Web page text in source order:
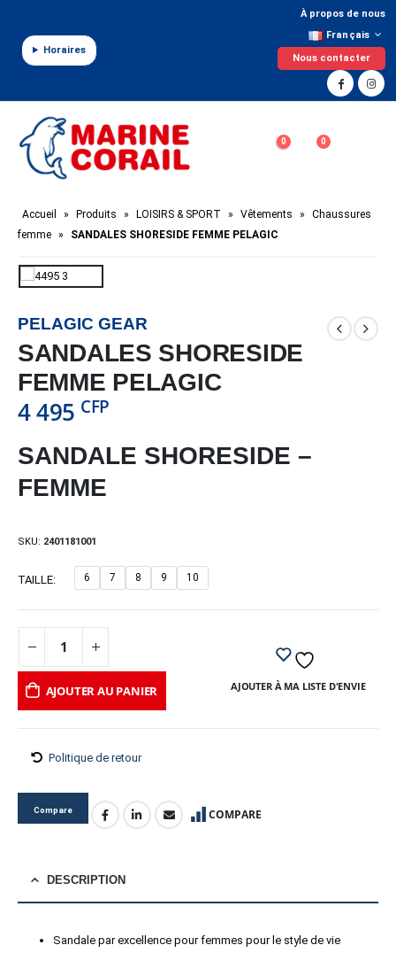
Horaires
À propos de nous
Français
Nous contacter
0 0
Accueil » Produits » LOISIRS & SPORT » Vêtements »
Chaussures
femme » SANDALES SHORESIDE FEMME PELAGIC
PELAGIC GEAR
SANDALES SHORESIDE
FEMME PELAGIC
4 495 CFP
SANDALE SHORESIDE –
FEMME
SKU: 2401181001
TAILLE 6 7 8 9 10
AJOUTER AU PANIER AJOUTER À MA LISTE D'ENVIE
Politique de retour
Compare COMPARE
DESCRIPTION
Sandale par excellence pour femmes pour le style de vie